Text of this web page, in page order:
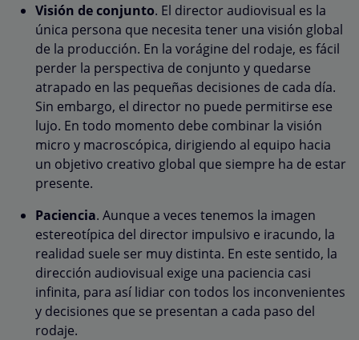
Visión de conjunto. El director audiovisual es la
única persona que necesita tener una visión global
de la producción. En la vorágine del rodaje, es fácil
perder la perspectiva de conjunto y quedarse
atrapado en las pequeñas decisiones de cada día.
Sin embargo, el director no puede permitirse ese
lujo. En todo momento debe combinar la visión
micro y macroscópica, dirigiendo al equipo hacia
un objetivo creativo global que siempre ha de estar
presente.
Paciencia. Aunque a veces tenemos la imagen
estereotípica del director impulsivo e iracundo, la
realidad suele ser muy distinta. En este sentido, la
dirección audiovisual exige una paciencia casi
infinita, para así lidiar con todos los inconvenientes
y decisiones que se presentan a cada paso del
rodaje.